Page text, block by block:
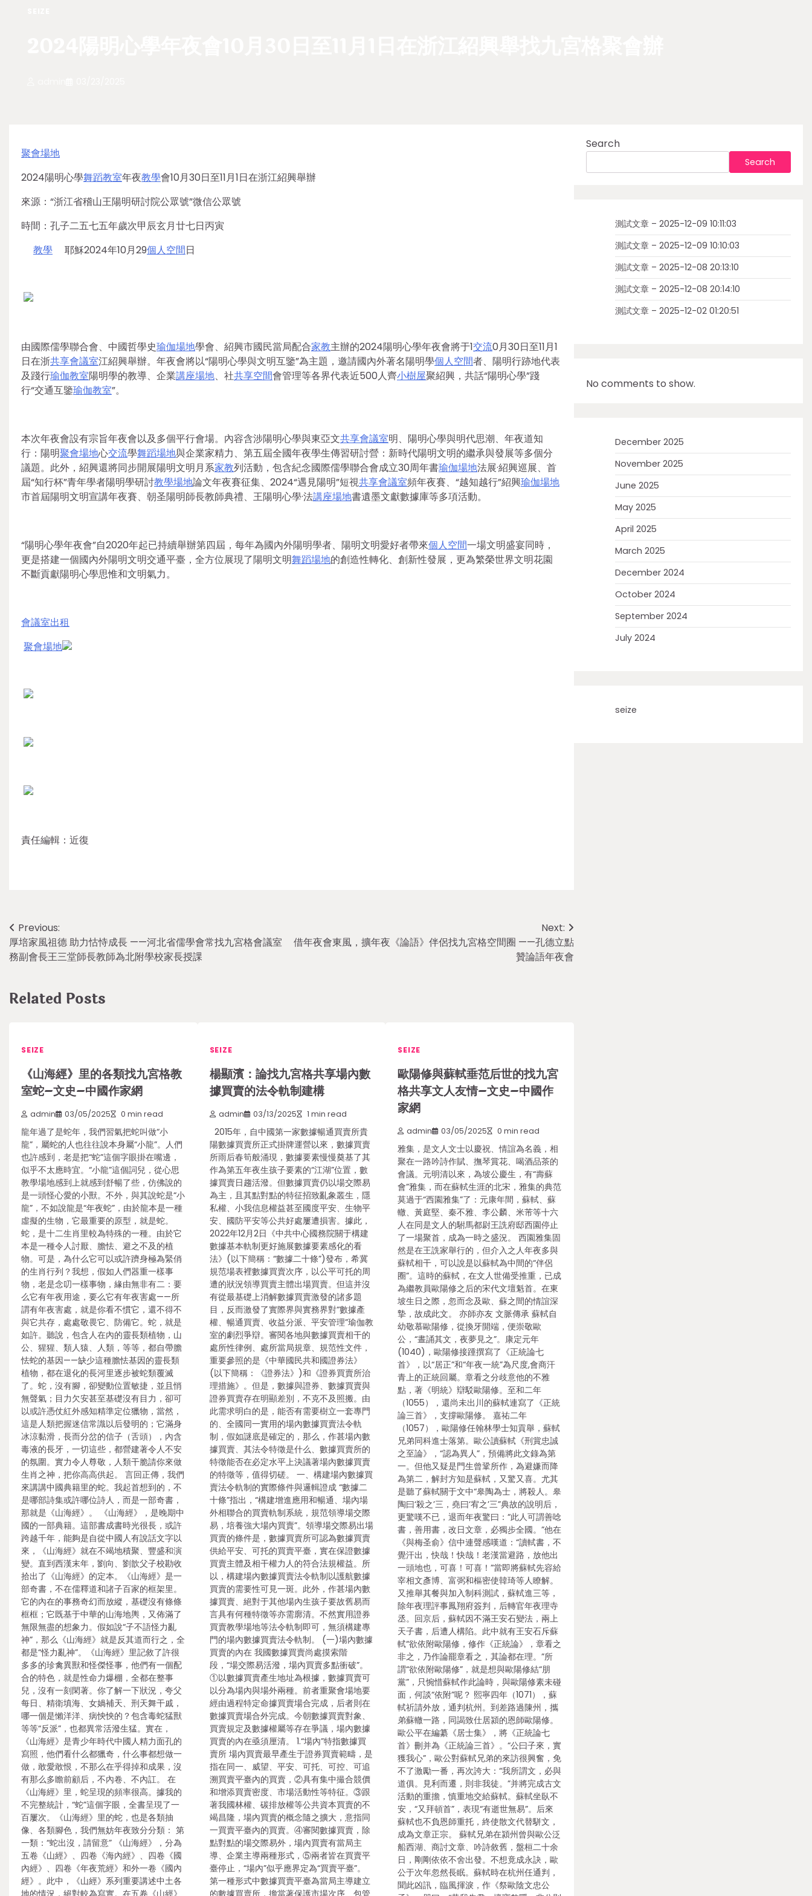
聚會場地
2024陽明心學舞蹈教室年夜教學會10月30日至11月1日在浙江紹興舉辦
來源：“浙江省稽山王陽明研討院公眾號”微信公眾號
時間：孔子二五七五年歲次甲辰玄月廿七日丙寅
教學 耶穌2024年10月29個人空間日
由國際儒學聯合會、中國哲學史瑜伽場地學會、紹興市國民當局配合家教主辦的2024陽明心學年夜會將于1交流0月30日至11月1
日在浙共享會議室江紹興舉辦。年夜會將以“陽明心學與文明互鑒”為主題，邀請國內外著名陽明學個人空間者、陽明行跡地代表
及踐行瑜伽教室陽明學的教導、企業講座場地、社共享空間會管理等各界代表近500人齊小樹屋聚紹興，共話“陽明心學”踐
行“交通互鑒瑜伽教室”。
本次年夜會設有宗旨年夜會以及多個平行會場。內容含涉陽明心學與東亞文共享會議室明、陽明心學與明代思潮、年夜道知
行：陽明聚會場地心交流學舞蹈場地與企業家精力、第五屆全國年夜學生傳習研討營：新時代陽明文明的繼承與發展等多個分
議題。此外，紹興還將同步開展陽明文明月系家教列活動，包含紀念國際儒學聯合會成立30周年書瑜伽場地法展·紹興巡展、首
屆“知行杯”青年學者陽明學研討教學場地論文年夜賽征集、2024“遇見陽明”短視共享會議室頻年夜賽、“越知越行”紹興瑜伽場地
市首屆陽明文明宣講年夜賽、朝圣陽明師長教師典禮、王陽明心學·法講座場地書遺墨文獻數據庫等多項活動。
“陽明心學年夜會”自2020年起已持續舉辦第四屆，每年為國內外陽明學者、陽明文明愛好者帶來個人空間一場文明盛宴同時，
更是搭建一個國內外陽明文明交通平臺，全方位展現了陽明文明舞蹈場地的創造性轉化、創新性發展，更為繁榮世界文明花園
不斷貢獻陽明心學思惟和文明氣力。
會議室出租
聚會場地
責任編輯：近復
Post
navigation
Previous:
厚培家風祖德 助力怙恃成長 ——河北省儒學會常找九宮格會議室
務副會長王三堂師長教師為北附學校家長授課
Next:
借年夜會東風，擴年夜《論語》伴侶找九宮格空間圈 ——孔德立點
贊論語年夜會
Related Posts
SEIZE
《山海經》里的各類找九宮格教
室蛇–文史–中國作家網
admin 03/05/2025 0 min read
龍年過了是蛇年，我們習氣把蛇叫做“小
龍”，屬蛇的人也往往說本身屬“小龍”。人們
也許感到，老是把“蛇”這個字眼掛在嘴邊，
似乎不太應時宜。“小龍”這個詞兒，從心思
教學場地感到上就感到舒暢了些，仿佛說的
是一頭怪心愛的小獸。不外，與其說蛇是“小
龍”，不如說龍是“年夜蛇”，由於龍本是一種
虛擬的生物，它最重要的原型，就是蛇。
蛇，是十二生肖里較為特殊的一種。由於它
本是一種令人討厭、膽怯、避之不及的植
物。可是，為什么它可以或許躋身極為緊俏
的生肖行列？我想，假如人們器重一樣事
物，老是念叨一樣事物，緣由無非有二：要
么它有年夜用途，要么它有年夜害處——所
謂有年夜害處，就是你看不慣它，還不得不
與它共存，處處敬畏它、防備它。蛇，就是
如許。聽說，包含人在內的靈長類植物，山
公、猩猩、類人猿、人類，等等，都自帶膽
怯蛇的基因——缺少這種膽怯基因的靈長類
植物，都在退化的長河里逐步被蛇類覆滅
了。蛇，沒有腳，卻變動位置敏捷，並且悄
無聲氣；目力欠安甚至基礎沒有目力，卻可
以或許憑仗紅外感知精準定位獵物，當然，
這是人類把握迷信常識以后發明的；它滿身
冰涼黏滑，長而分岔的信子（舌頭），內含
毒液的長牙，一切這些，都營建著令人不安
的氛圍。實力令人尊敬，人類干脆請你來做
生肖之神，把你高高供起。 言回正傳，我們
來講講中國典籍里的蛇。我起首想到的，不
是哪部詩集或許哪位詩人，而是一部奇書，
那就是《山海經》。 《山海經》，是晚期中
國的一部典籍。這部書成書時光很長，或許
跨越千年，能夠是自從中國人有說話文字以
來，《山海經》就在不竭地積聚、豐盛和演
變。直到西漢末年，劉向、劉歆父子校勘收
拾出了《山海經》的定本。《山海經》是一
部奇書，不在儒釋道和諸子百家的框架里。
它的內在的事務奇幻而放縱，基礎沒有條條
框框；它既基于中華的山海地輿，又佈滿了
無限無盡的想象力。假如說“子不語怪力亂
神”，那么《山海經》就是反其道而行之，全
都是“怪力亂神”。《山海經》里記敘了許很
多多的珍禽異獸和怪傑怪事，他們有一個配
合的特色，就是性命力爆棚，全都在整事
兒，沒有一刻閑著。你了解一下狀況，夸父
每日、精衛填海、女媧補天、刑天舞干戚，
哪一個是懶洋洋、病怏怏的？包含毒蛇猛獸
等等“反派”，也都異常活潑生猛。實在，
《山海經》是青少年時代中國人精力面孔的
寫照，他們看什么都獵奇，什么事都想做一
做，敢愛敢恨，不那么在乎得掉和成果，沒
有那么多瞻前顧后，不內卷、不內訌。 在
《山海經》里，蛇呈現的頻率很高。據我的
不完整統計，“蛇”這個字眼，全書呈現了一
百屢次。《山海經》里的蛇，也是各類抽
像、各類腳色，我們無妨年夜致分分類： 第
一類：“蛇出沒，請留意” 《山海經》，分為
五卷《山經》、四卷《海內經》、四卷《國
內經》、四卷《年夜荒經》和外一卷《國內
經》。此中，《山經》系列重要講述中土各
SEIZE
楊顯濱：論找九宮格共享場內數
據買賣的法令軌制建構
admin 03/13/2025 1 min read
2015年，自中國第一家數據暢通買賣所貴
陽數據買賣所正式掛牌運營以來，數據買賣
所雨后春筍般涌現，數據要素慢慢奠基了其
作為第五年夜生孩子要素的“江湖”位置，數
據買賣日趨活潑。但數據買賣仍以場交際易
為主，且其點對點的特征招致亂象叢生，隱
私權、小我信息權益甚至國度平安、生物平
安、國防平安等公共好處屢遭損害。據此，
2022年12月2日《中共中心國務院關于構建
數據基本軌制更好施展數據要素感化的看
法》(以下簡稱：“數據二十條”)發布，希冀
規范場表裡數據買賣次序，以公平可托的周
遭的狀況領導買賣主體出場買賣。但這并沒
有從最基礎上消解數據買賣激發的諸多題
目，反而激發了實際界與實務界對“數據產
權、暢通買賣、收益分派、平安管理”瑜伽教
室的劇烈爭辯。審閱各地與數據買賣相干的
處所性律例、處所當局規章、規范性文件，
重要參照的是《中華國民共和國證券法》
(以下簡稱：《證券法》)和《證券買賣所治
理措施》。但是，數據與證券、數據買賣與
證券買賣存在明顯差別，不克不及照搬。由
此需求明白的是，能否有需要樹立一套專門
的、全國同一實用的場內數據買賣法令軌
制，假如謎底是確定的，那么，作甚場內數
據買賣、其法令特徵是什么、數據買賣所的
特徵能否在必定水平上決議著場內數據買賣
的特徵等，值得切磋。 一、構建場內數據買
賣法令軌制的實際條件與邏輯證成 “數據二
十條”指出，“構建增進應用和暢通、場內場
外相聯合的買賣軌制系統，規范領導場交際
易，培養強大場內買賣”。領導場交際易出場
買賣的條件是，數據買賣所可認為數據買賣
供給平安、可托的買賣平臺，實在保證數據
買賣主體及相干權力人的符合法規權益。所
以，構建場內數據買賣法令軌制以護航數據
買賣的需要性可見一斑。此外，作甚場內數
據買賣、絕對于其他場內生孩子要故舊易而
言具有何種特徵等亦需廓清。不然實用證券
買賣教學場地等法令軌制即可，無須構建專
門的場內數據買賣法令軌制。 (一)場內數據
買賣的內在 我國數據買賣尚處摸索階
段，“場交際易活潑，場內買賣多點衝破”。
①以數據買賣產生地址為根據，數據買賣可
以分為場內與場外兩種。前者重聚會場地要
經由過程特定命據買賣場合完成，后者則在
數據買賣場合外完成。今朝數據買賣對象、
買賣規定及數據權屬等存在爭議，場內數據
買賣的內在亟須厘清。 1.“場內”特指數據買
賣所 場內買賣最早產生于證券買賣範疇，是
指在同一、威望、平安、可托、可控、可追
溯買賣平臺內的買賣，②具有集中撮合競價
和增添買賣密度、市場活動性等特征。③跟
著我國林權、碳排放權等公共資本買賣的不
竭昌隆，場內買賣的概念隨之擴大，意指同
一買賣平臺內的買賣。④審閱數據買賣，除
點對點的場交際易外，場內買賣有當局主
導、企業主導兩種形式，⑤兩者皆在買賣平
臺停止，“場內”似乎應界定為“買賣平臺”。
第一種形式中數據買賣平臺為當局主導建立
SEIZE
歐陽修與蘇軾垂范后世的找九宮
格共享文人友情–文史–中國作
家網
admin 03/05/2025 0 min read
雅集，是文人文士以慶祝、情誼為名義，相
聚在一路吟詩作賦、撫琴賞花、喝酒品茶的
會議。元明清以來，為坡公慶生，有“壽蘇
會”雅集，而在蘇軾生涯的北宋，雅集的典范
莫過于“西園雅集”了：元康年間，蘇軾、蘇
轍、黃庭堅、秦不雅、李公麟、米芾等十六
人在同是文人的駙馬都尉王詵府邸西園停止
了一場聚首，成為一時之盛況。 西園雅集固
然是在王詵家舉行的，但介入之人年夜多與
蘇軾相干，可以說是以蘇軾為中間的“伴侶
圈”。這時的蘇軾，在文人世備受推重，已成
為繼教員歐陽修之后的宋代文壇魁首。在東
坡生日之際，忽而念及歐、蘇之間的情誼深
摯，故成此文。 亦師亦友 文脈傳承 蘇軾自
幼敬慕歐陽修，從換牙開端，便崇敬歐
公，“晝誦其文，夜夢見之”。康定元年
(1040)，歐陽修接踵撰寫了《正統論七
首》，以“居正”和“年夜一統”為尺度,會商汗
青上的正統回屬。章看之分歧意他的不雅
點，著《明統》辯駁歐陽修。至和二年
（1055），還尚未出川的蘇軾連寫了《正統
論三首》，支撐歐陽修。 嘉祐二年
（1057），歐陽修任翰林學士知貢舉，蘇軾
兄弟同科進士落第。歐公讀蘇軾《刑賞忠誠
之至論》，“認為異人”，預備將此文錄為第
一。但他又疑是門生曾鞏所作，為避嫌而降
為第二，解封方知是蘇軾，又驚又喜。尤其
是聽了蘇軾關于文中“皋陶為士，將殺人。皋
陶曰‘殺之’三，堯曰‘宥之’三”典故的說明后，
更驚嘆不已，退而年夜驚曰：“此人可謂善唸
書，善用書，改日文章，必獨步全國。”他在
《與梅圣俞》信中連聲感嘆道：“讀軾書，不
覺汗出，快哉！快哉！老漢當避路，放他出
一頭地也，可喜！可喜！”當即將蘇軾先容給
宰相文彥博、富弼和樞密使韓琦等人瞭解。
又推舉其餐與加入制科測試，蘇軾進三等，
除年夜理評事鳳翔府簽判，后轉官年夜理寺
丞。回京后，蘇軾因不滿王安石變法，兩上
天子書，后遭人構陷。此中就有王安石斥蘇
軾“欲依附歐陽修，修作《正統論》，章看之
非之，乃作論罷章看之，其論都在理。”所
謂“欲依附歐陽修”，就是想與歐陽修結“朋
黨”，只惋惜蘇軾作此論時，與歐陽修素未碰
面，何談“依附”呢？ 熙寧四年（1071），蘇
軾祈請外放，通判杭州。到差路過陳州，攜
弟蘇轍一路，同謁致仕居潁的恩師歐陽修。
歐公平在編纂《居士集》，將《正統論七
首》刪并為《正統論三首》。“公曰子來，實
獲我心”，歐公對蘇軾兄弟的來訪很興奮，免
不了激勵一番，再次誇大：“我所謂文，必與
道俱。見利而遷，則非我徒。”并將完成古文
活動的重擔，慎重地交給蘇軾。蘇軾坐臥不
安，“又拜頓首”，表現“有逝世無易”。后來
蘇軾也不負恩師重托，終使散文代替駢文，
成為文章正宗。 蘇軾兄弟在潁州曾與歐公泛
船西湖、商討文章、吟詩敘舊，盤桓二十余
日，剛剛依依不舍出發。不想竟成永訣，歐
公于次年忽然長眠。蘇軾時在杭州任通判，
聞此凶訊，臨風揮淚，作《祭歐陰文忠公
Search
Search
測試文章 – 2025-12-09 10:11:03
測試文章 – 2025-12-09 10:10:03
測試文章 – 2025-12-08 20:13:10
測試文章 – 2025-12-08 20:14:10
測試文章 – 2025-12-02 01:20:51
No comments to show.
December 2025
November 2025
June 2025
May 2025
April 2025
March 2025
December 2024
October 2024
September 2024
July 2024
seize